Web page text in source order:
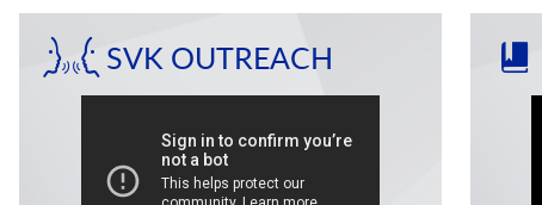
SVK OUTREACH